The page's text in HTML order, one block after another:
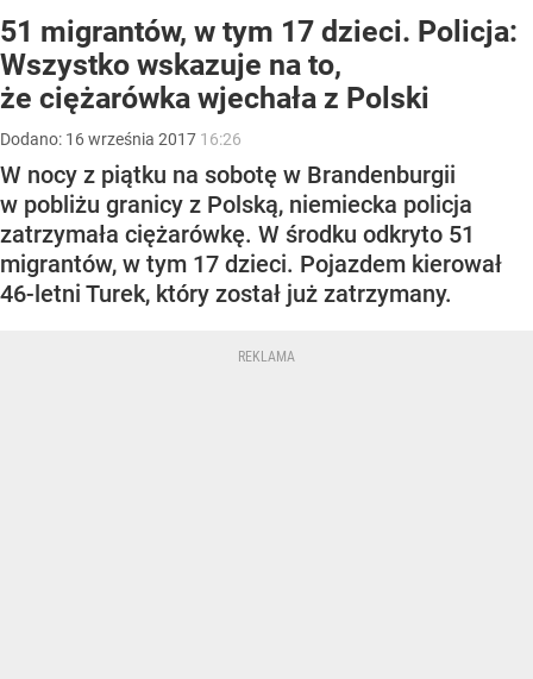
51 migrantów, w tym 17 dzieci. Policja:
Wszystko wskazuje na to,
że ciężarówka wjechała z Polski
Dodano: 16września 2017 16:26
W nocy z piątku na sobotę w Brandenburgii
w pobliżu granicy z Polską, niemiecka policja
zatrzymała ciężarówkę. W środku odkryto 51
migrantów, w tym 17 dzieci. Pojazdem kierował
46-letni Turek, który został już zatrzymany.